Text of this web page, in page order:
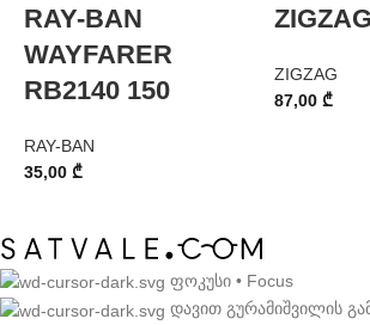
RAY-BAN
WAYFARER
RB2140 150
RAY-BAN
35,00 ₾
ZIGZAG
87,00 ₾
ფოკუსი • Focus
დავით გურამიშვილის